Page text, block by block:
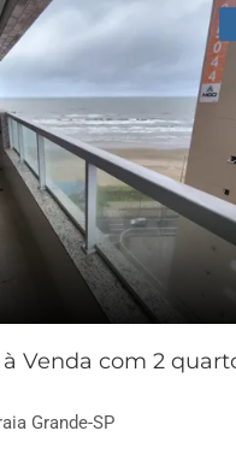
Venda com 2
Grande-SP